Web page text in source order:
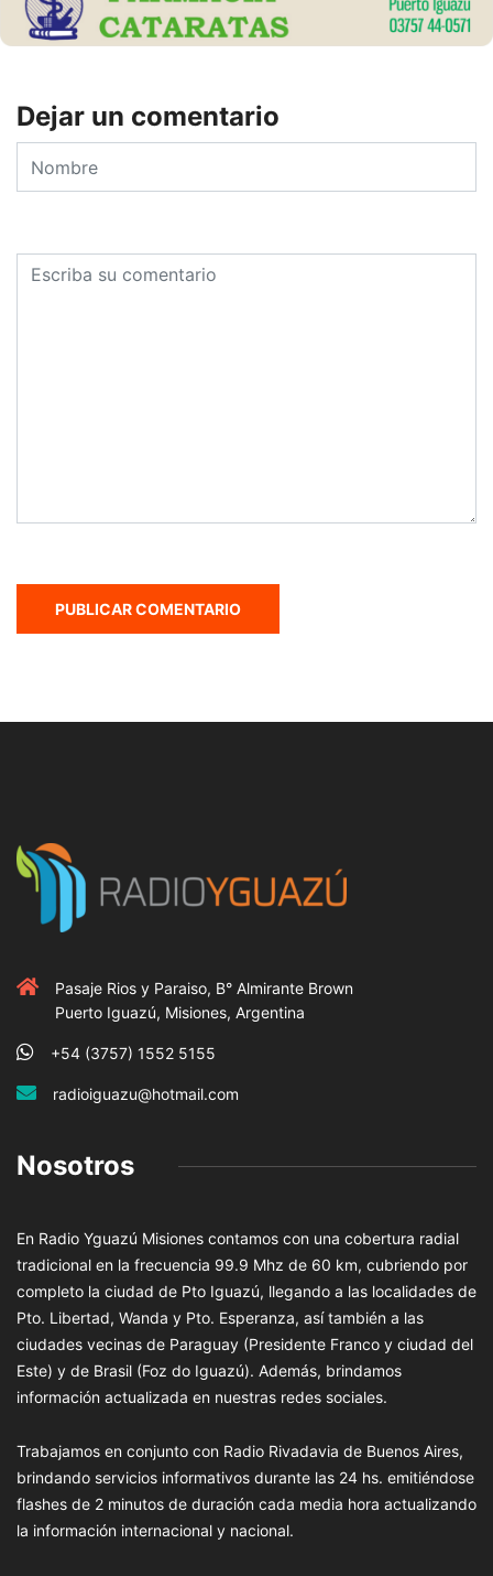
Dejar un comentario
Pasaje Rios y Paraiso, B° Almirante Brown
Puerto Iguazú, Misiones, Argentina
+54 (3757) 1552 5155
radioiguazu@hotmail.com
Nosotros
En Radio Yguazú Misiones contamos con una cobertura radial
tradicional en la frecuencia 99.9 Mhz de 60 km, cubriendo por
completo la ciudad de Pto Iguazú, llegando a las localidades de
Pto. Libertad, Wanda y Pto. Esperanza, así también a las
ciudades vecinas de Paraguay (Presidente Franco y ciudad del
Este) y de Brasil (Foz do Iguazú). Además, brindamos
información actualizada en nuestras redes sociales.
Trabajamos en conjunto con Radio Rivadavia de Buenos Aires,
brindando servicios informativos durante las 24 hs. emitiéndose
flashes de 2 minutos de duración cada media hora actualizando
la información internacional y nacional.